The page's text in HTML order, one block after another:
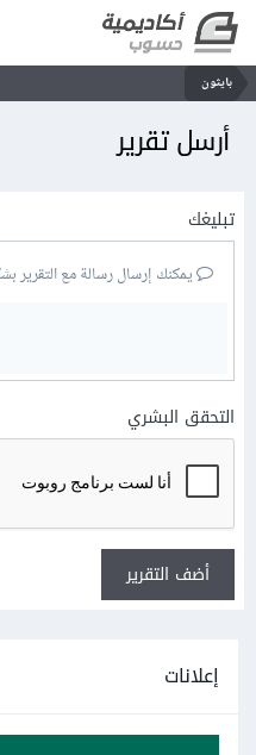
بايثون
أرسل تقرير
تبليغك
يمكنك إرسال رسالة مع التقرير
التحقق البشري
أضف التقرير
إعلانات